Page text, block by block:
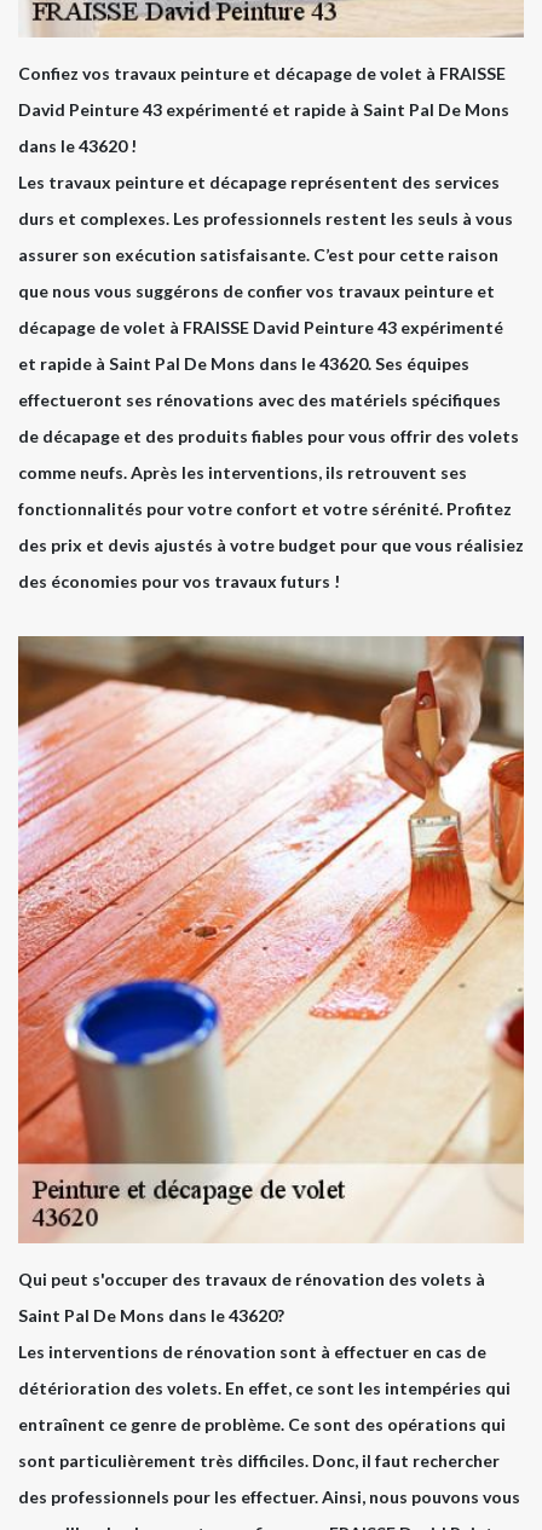
Confiez vos travaux peinture et décapage de volet à FRAISSE
David Peinture 43 expérimenté et rapide à Saint Pal De Mons
dans le 43620 !
Les travaux peinture et décapage représentent des services
durs et complexes. Les professionnels restent les seuls à vous
assurer son exécution satisfaisante. C’est pour cette raison
que nous vous suggérons de confier vos travaux peinture et
décapage de volet à FRAISSE David Peinture 43 expérimenté
et rapide à Saint Pal De Mons dans le 43620. Ses équipes
effectueront ses rénovations avec des matériels spécifiques
de décapage et des produits fiables pour vous offrir des volets
comme neufs. Après les interventions, ils retrouvent ses
fonctionnalités pour votre confort et votre sérénité. Profitez
des prix et devis ajustés à votre budget pour que vous réalisiez
des économies pour vos travaux futurs !
Qui peut s'occuper des travaux de rénovation des volets à
Saint Pal De Mons dans le 43620?
Les interventions de rénovation sont à effectuer en cas de
détérioration des volets. En effet, ce sont les intempéries qui
entraînent ce genre de problème. Ce sont des opérations qui
sont particulièrement très difficiles. Donc, il faut rechercher
des professionnels pour les effectuer. Ainsi, nous pouvons vous